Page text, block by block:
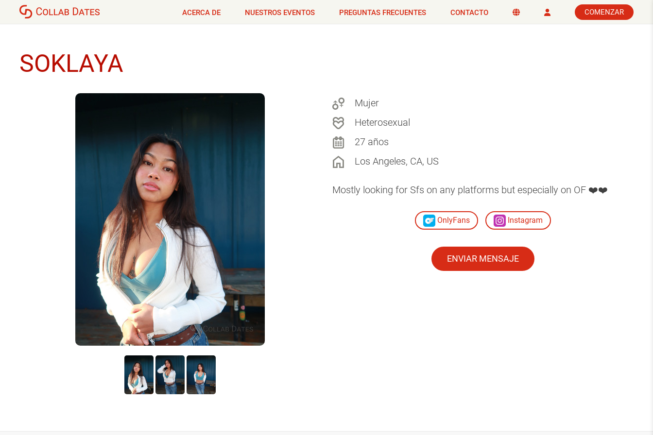
ACERCA DE NUESTROS EVENTOS PREGUNTAS FRECUENTES CONTACTO COMENZAR
SOKLAYA
Mujer
Heterosexual
27 años
Los Angeles, CA, US
Mostly looking for Sfs on any platforms but especially on OF ❤️❤️
OnlyFans Instagram
ENVIAR MENSAJE